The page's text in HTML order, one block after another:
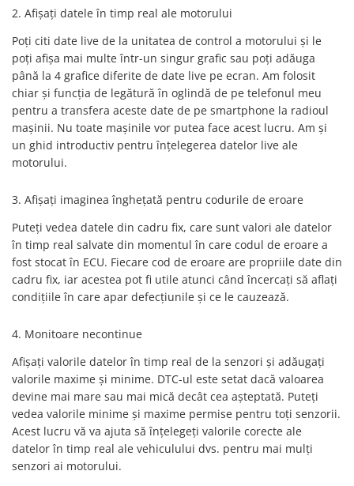
2. Afișați datele în timp real ale motorului
Poți citi date live de la unitatea de control a motorului și le
poți afișa mai multe într-un singur grafic sau poți adăuga
până la 4 grafice diferite de date live pe ecran. Am folosit
chiar și funcția de legătură în oglindă de pe telefonul meu
pentru a transfera aceste date de pe smartphone la radioul
mașinii. Nu toate mașinile vor putea face acest lucru. Am și
un ghid introductiv pentru înțelegerea datelor live ale
motorului.
3. Afișați imaginea înghețată pentru codurile de eroare
Puteți vedea datele din cadru fix, care sunt valori ale datelor
în timp real salvate din momentul în care codul de eroare a
fost stocat în ECU. Fiecare cod de eroare are propriile date din
cadru fix, iar acestea pot fi utile atunci când încercați să aflați
condițiile în care apar defecțiunile și ce le cauzează.
4. Monitoare necontinue
Afișați valorile datelor în timp real de la senzori și adăugați
valorile maxime și minime. DTC-ul este setat dacă valoarea
devine mai mare sau mai mică decât cea așteptată. Puteți
vedea valorile minime și maxime permise pentru toți senzorii.
Acest lucru vă va ajuta să înțelegeți valorile corecte ale
datelor în timp real ale vehiculului dvs. pentru mai mulți
senzori ai motorului.